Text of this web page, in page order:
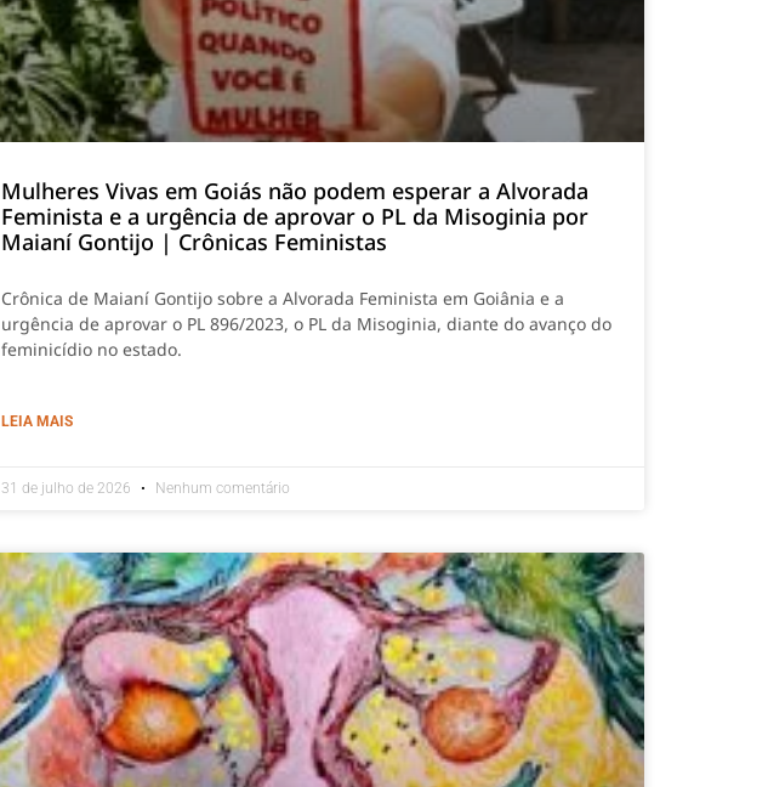
Mulheres Vivas em Goiás não podem esperar a Alvorada
Feminista e a urgência de aprovar o PL da Misoginia por
Maianí Gontijo | Crônicas Feministas
Crônica de Maianí Gontijo sobre a Alvorada Feminista em Goiânia e a
urgência de aprovar o PL 896/2023, o PL da Misoginia, diante do avanço do
feminicídio no estado.
LEIA MAIS
31 de julho de 2026 Nenhum comentário